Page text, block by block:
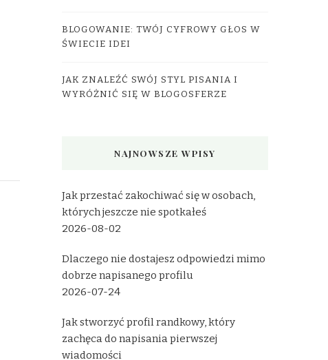
BLOGOWANIE: TWÓJ CYFROWY GŁOS W
ŚWIECIE IDEI
JAK ZNALEŹĆ SWÓJ STYL PISANIA I
WYRÓŻNIĆ SIĘ W BLOGOSFERZE
NAJNOWSZE WPISY
Jak przestać zakochiwać się w osobach,
których jeszcze nie spotkałeś
2026-08-02
Dlaczego nie dostajesz odpowiedzi mimo
dobrze napisanego profilu
2026-07-24
Jak stworzyć profil randkowy, który
zachęca do napisania pierwszej
wiadomości